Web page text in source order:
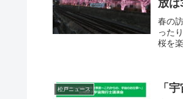
放は
春の
った
桜を
松戸ニュース 「